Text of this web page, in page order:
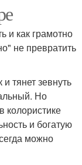
и как грамотно
не превратить
тянет зевнуть
Но
колористике
и богатую
можно